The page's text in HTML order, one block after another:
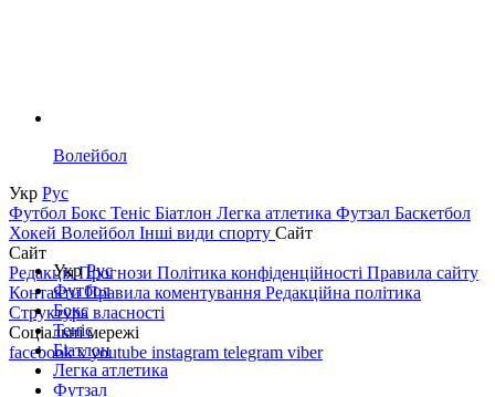
Волейбол
Укр Рус
Футбол Бокс Теніс Біатлон Легка атлетика Футзал Баскетбол
Хокей Волейбол Інші види спорту Сайт
Сайт
РедакціяПрогнози Політика конфіденційності Правила сайту
КонтактиПравила коментування Редакційна політика
Структура власності
Соціальні мережі
facebookxyoutube instagram telegram viber
УкрРус
Футбол
Бокс
Теніс
Біатлон
Легка атлетика
Футзал